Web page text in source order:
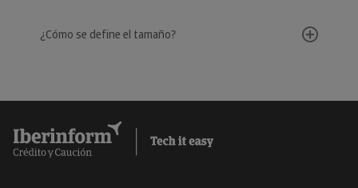
¿Cómo se define el tamaño?